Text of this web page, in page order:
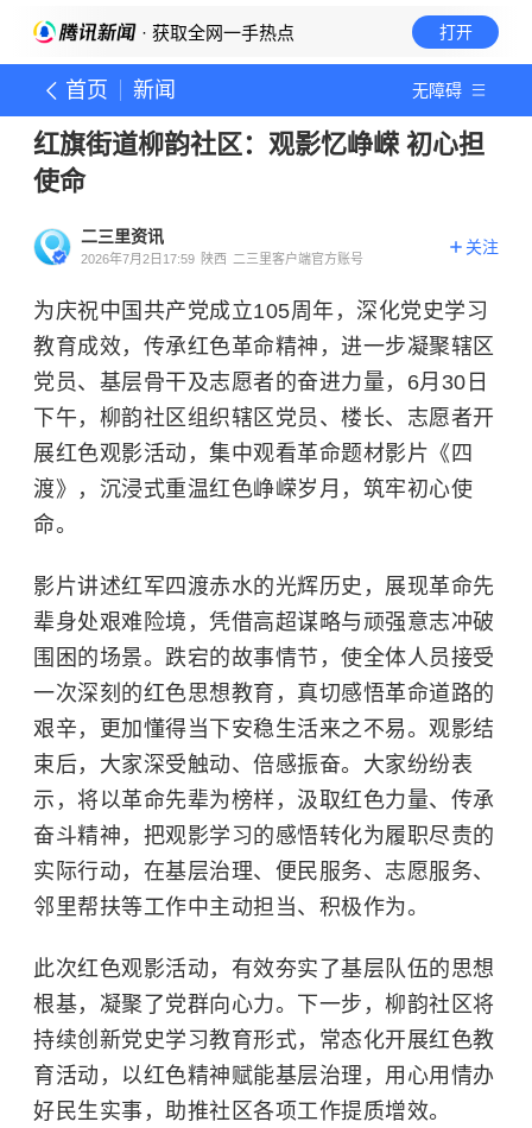
· 获取全网一手热点 打开
首页 新闻 无障碍
红旗街道柳韵社区：观影忆峥嵘 初心担
使命
二三里资讯
2026年7月2日17:59 陕西 二三里客户端官方账号
关注
为庆祝中国共产党成立105周年，深化党史学习
教育成效，传承红色革命精神，进一步凝聚辖区
党员、基层骨干及志愿者的奋进力量，6月30日
下午，柳韵社区组织辖区党员、楼长、志愿者开
展红色观影活动，集中观看革命题材影片《四
渡》，沉浸式重温红色峥嵘岁月，筑牢初心使
命。
影片讲述红军四渡赤水的光辉历史，展现革命先
辈身处艰难险境，凭借高超谋略与顽强意志冲破
围困的场景。跌宕的故事情节，使全体人员接受
一次深刻的红色思想教育，真切感悟革命道路的
艰辛，更加懂得当下安稳生活来之不易。观影结
束后，大家深受触动、倍感振奋。大家纷纷表
示，将以革命先辈为榜样，汲取红色力量、传承
奋斗精神，把观影学习的感悟转化为履职尽责的
实际行动，在基层治理、便民服务、志愿服务、
邻里帮扶等工作中主动担当、积极作为。
此次红色观影活动，有效夯实了基层队伍的思想
根基，凝聚了党群向心力。下一步，柳韵社区将
持续创新党史学习教育形式，常态化开展红色教
育活动，以红色精神赋能基层治理，用心用情办
好民生实事，助推社区各项工作提质增效。